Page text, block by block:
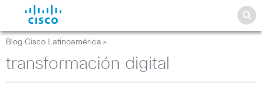
Blog Cisco Latinoamérica >
transformación digital